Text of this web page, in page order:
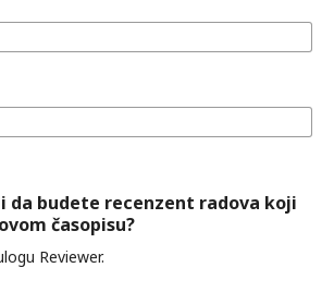
da budete recenzent radova koji
časopisu?
Reviewer.